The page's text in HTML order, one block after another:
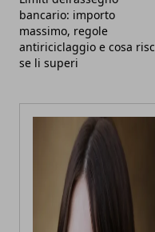
bancario: importo
massimo, regole
antiriciclaggio e cosa
se li superi